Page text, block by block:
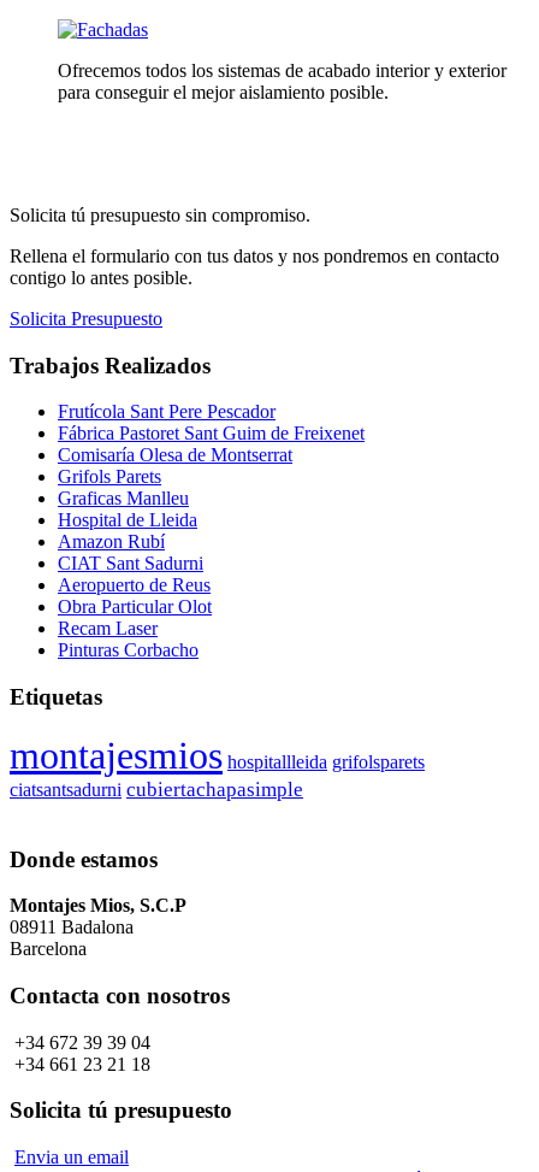
Ofrecemos todos los sistemas de acabado interior y exterior
para conseguir el mejor aislamiento posible.
Solicita tú presupuesto sin compromiso.
Rellena el formulario con tus datos y nos pondremos en contacto
contigo lo antes posible.
Solicita Presupuesto
Trabajos Realizados
Frutícola Sant Pere Pescador
Fábrica Pastoret Sant Guim de Freixenet
Comisaría Olesa de Montserrat
Grifols Parets
Graficas Manlleu
Hospital de Lleida
Amazon Rubí
CIAT Sant Sadurni
Aeropuerto de Reus
Obra Particular Olot
Recam Laser
Pinturas Corbacho
Etiquetas
montajesmios hospitallleida grifolsparets
ciatsantsadurni cubiertachapasimple
Donde estamos
Montajes Mios, S.C.P
08911 Badalona
Barcelona
Contacta con nosotros
+34 672 39 39 04
+34 661 23 21 18
Solicita tú presupuesto
Envia un email